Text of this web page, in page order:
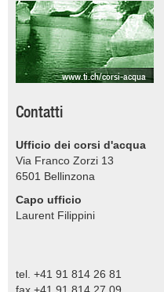
www.ti.ch/corsi-acqua
Contatti
Ufficio dei corsi d'acqua
Via Franco Zorzi 13
6501 Bellinzona
Capo ufficio
Laurent Filippini
tel. +41 91 814 26 81